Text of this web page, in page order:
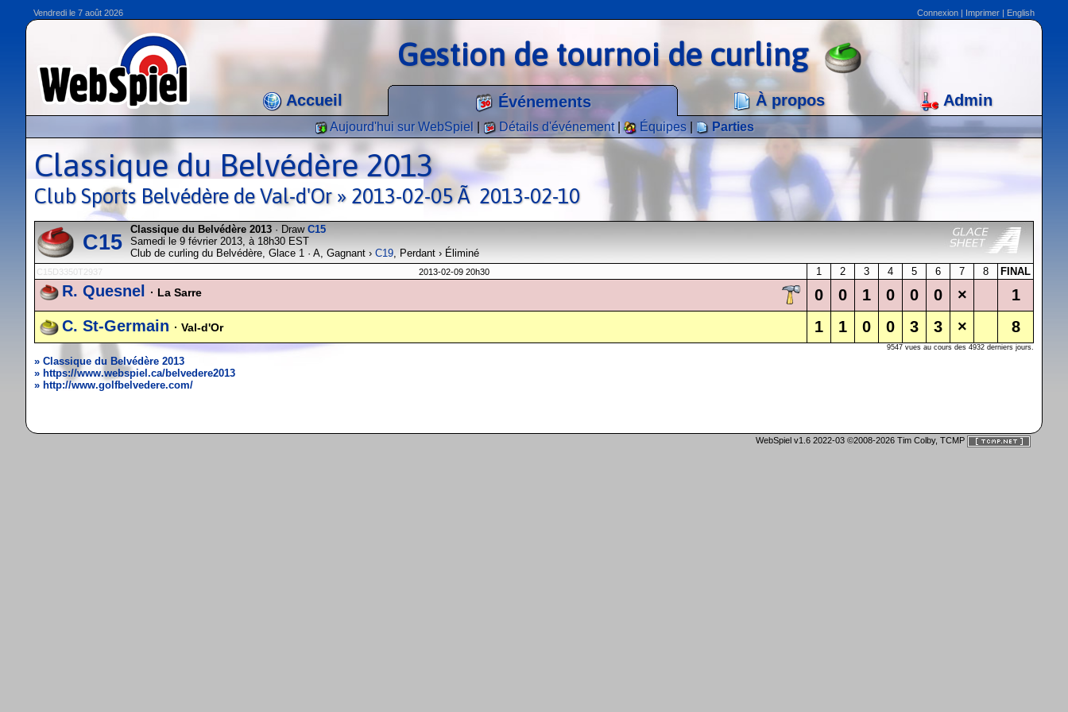
Vendredi le 7 août 2026 Connexion | Imprimer | English
Gestion de tournoi de curling
Accueil Événements À propos Admin
Aujourd'hui sur WebSpiel Détails d'événement| Équipes| Parties
Classique du Belvédère 2013
Club Sports Belvédère de Val-d'Or » 2013-02-05 Ã 2013-02-10
C15
Classique du Belvédère 2013 · Draw C15
Samedi le 9 février 2013, à 18h30 EST
Club de curling du Belvédère, Glace 1 · A, Gagnant › C19, Perdant › Éliminé
C15D3350T2937 2013-02-09 20h30 1 2 3 4 5 6 7 8 FINAL
R. Quesnel · La Sarre 0 0 1 0 0 0 ×
1
C. St-Germain · Val-d'Or 1 1 0 0 3 3 × 8
9547 vues au cours des 4932 derniers jours.
» Classique du Belvédère 2013
» https://www.webspiel.ca/belvedere2013
» http://www.golfbelvedere.com/
WebSpiel v1.6 2022-03 ©2008-2026 Tim Colby, TCMP